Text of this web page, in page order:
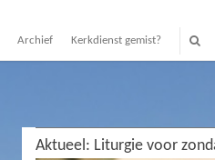
Archief Kerkdienst gemist?
Aktueel: Liturgie voor